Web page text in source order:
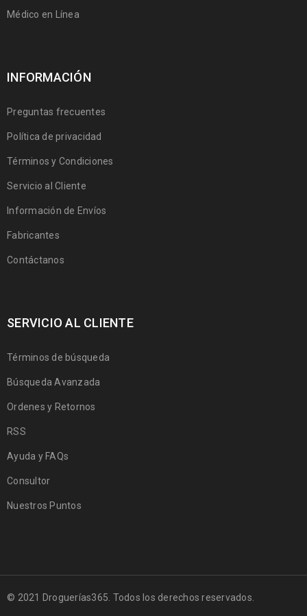
Médico en Línea
INFORMACIÓN
Preguntas frecuentes
Política de privacidad
Términos y Condiciones
Servicio al Cliente
Información de Envíos
Fabricantes
Contáctanos
SERVICIO AL CLIENTE
Términos de búsqueda
Búsqueda Avanzada
Ordenes y Retornos
RSS
Ayuda y FAQs
Consultor
Nuestros Puntos
© 2021 Droguerías365. Todos los derechos reservados.